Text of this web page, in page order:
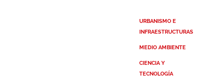
URBANISMO E
INFRAESTRUCTURAS
MEDIO AMBIENTE
CIENCIA Y
TECNOLOGÍA